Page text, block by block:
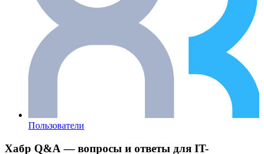
Пользователи
Хабр Q&A — вопросы и ответы для IT-